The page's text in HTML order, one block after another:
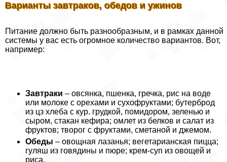
Варианты завтpaков, обедов и ужинов
Питание должно быть разнообразным, и в рамках данной
системы у вас есть огромное количество вариантов. Вот,
например:
Завтpaки – овсянка, пшенка, гречка, рис на воде
или молоке с орехами и сухофруктами; бутерброд
из цз хлеба с кур. грудкой, помидором, зеленью и
сыром, стакан кефира; омлет из белков и салат из
фруктов; творог с фруктами, сметаной и джемом.
Обеды – овощная лазанья; вегетарианская пицца;
гуляш из говядины и пюре; крем-суп из овощей и
риса.